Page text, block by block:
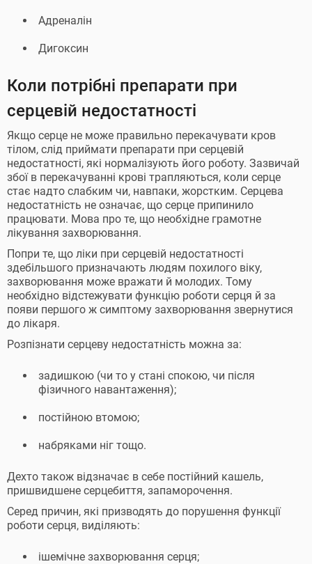
Адреналін
Дигоксин
Коли потрібні препарати при
серцевій недостатності
Якщо серце не може правильно перекачувати кров
тілом, слід приймати препарати при серцевій
недостатності, які нормалізують його роботу. Зазвичай
збої в перекачуванні крові трапляються, коли серце
стає надто слабким чи, навпаки, жорстким. Серцева
недостатність не означає, що серце припинило
працювати. Мова про те, що необхідне грамотне
лікування захворювання.
Попри те, що ліки при серцевій недостатності
здебільшого призначають людям похилого віку,
захворювання може вражати й молодих. Тому
необхідно відстежувати функцію роботи серця й за
появи першого ж симптому захворювання звернутися
до лікаря.
Розпізнати серцеву недостатність можна за:
задишкою (чи то у стані спокою, чи після
фізичного навантаження);
постійною втомою;
набряками ніг тощо.
Дехто також відзначає в себе постійний кашель,
пришвидшене серцебиття, запаморочення.
Серед причин, які призводять до порушення функції
роботи серця, виділяють:
ішемічне захворювання серця;